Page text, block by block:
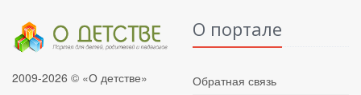
2009-2026 © «О детстве»
О портале
Обратная связь